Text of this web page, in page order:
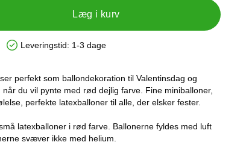
Læg i kurv
Produkttilgængelighed: På lager
Leveringstid: 1-3 dage
perfekt som ballondekoration til Valentinsdag og
du vil pynte med rød dejlig farve. Fine miniballoner,
perfekte latexballoner til alle, der elsker fester.
latexballoner i rød farve. Ballonerne fyldes med luft
svæver ikke med helium.